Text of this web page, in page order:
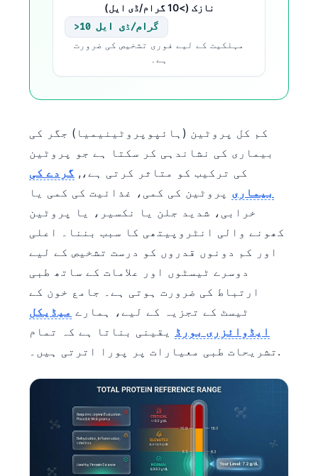
نازک (>10 گرام/ڈی ایل)
>10 گرام/ڈی ایل
مہلکیت کے لیے فوری تشخیص کی ضرورت
ہے۔
کم کل پروٹین (ہائپوپروٹینیمیا) جگر کی
بیماری کی نشاندہی کر سکتا ہے جو پروٹین
کی ترکیب کو متاثر کرتی ہے،, گردے کی
بیماری پروٹین کی کمی، غذائیت کی کمی یا
خرابی، شدید جلن یا نکسیر، یا پروٹین
کھونے والی انٹروپیتھی کا سبب بننا۔ اعلی
اور کم دونوں قدروں کو درست تشخیص کے لیے
دوسرے ٹیسٹوں اور علامات کے ساتھ طبی
ارتباط کی ضرورت ہوتی ہے۔ جامع خون کے
ٹیسٹ کے تجزیہ کے لیے، ہمارے میڈیکل
ایڈوائزری بورڈ یقینی بناتا ہے کہ تمام
تشریحات طبی معیارات پر پورا اترتی ہیں۔.